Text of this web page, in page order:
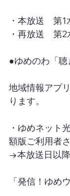
・本放送　第
・再放送　第
●ゆめのわ「聴
地域情報アプ
ります。
・ゆめネット
額版ご利用者
→本放送日以降
「発信！ゆめ